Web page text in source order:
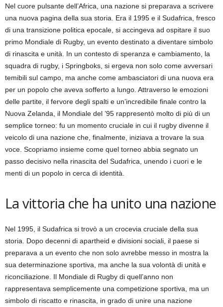
Nel cuore pulsante dell’Africa, una nazione si preparava a scrivere
una nuova pagina della sua storia. Era il 1995 e il Sudafrica, fresco
di una transizione politica epocale, si accingeva ad ospitare il suo
primo Mondiale di Rugby, un evento destinato a diventare simbolo
di rinascita e unità. In un contesto di speranza e cambiamento, la
squadra di rugby, i Springboks, si ergeva non solo come avversari
temibili sul campo, ma anche come ambasciatori di una nuova era
per un popolo che aveva sofferto a lungo. Attraverso le emozioni
delle partite, il fervore degli spalti e un’incredibile finale contro la
Nuova Zelanda, il Mondiale del ’95 rappresentò molto di più di un
semplice torneo: fu un momento cruciale in cui il rugby divenne il
veicolo di una nazione che, finalmente, iniziava a trovare la sua
voce. Scopriamo insieme come quel torneo abbia segnato un
passo decisivo nella rinascita del Sudafrica, unendo i cuori e le
menti di un popolo in cerca di identità.
La vittoria che ha unito una nazione
Nel 1995, il Sudafrica si trovò a un crocevia cruciale della sua
storia. Dopo decenni di apartheid e divisioni sociali, il paese si
preparava a un evento che non solo avrebbe messo in mostra la
sua determinazione sportiva, ma anche la sua volontà di unità e
riconciliazione. Il Mondiale di Rugby di quell’anno non
rappresentava semplicemente una competizione sportiva, ma un
simbolo di riscatto e rinascita, in grado di unire una nazione